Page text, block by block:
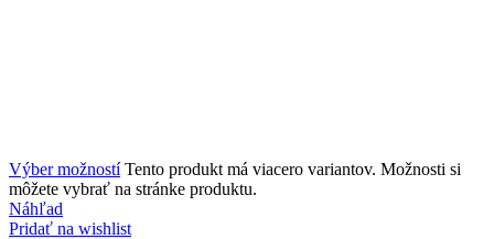
Výber možností Tento produkt má viacero variantov. Možnosti si
môžete vybrať na stránke produktu.
Náhľad
Pridať na wishlist